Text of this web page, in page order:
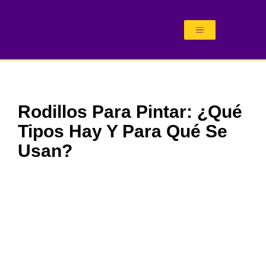
Rodillos Para Pintar: ¿qué
Tipos Hay Y Para Qué Se
Usan?